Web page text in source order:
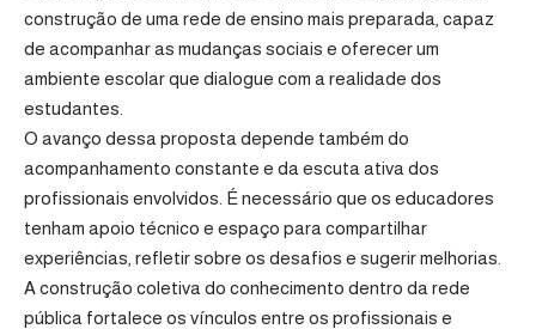
construção de uma rede de ensino mais preparada, capaz
de acompanhar as mudanças sociais e oferecer um
ambiente escolar que dialogue com a realidade dos
estudantes.
O avanço dessa proposta depende também do
acompanhamento constante e da escuta ativa dos
profissionais envolvidos. É necessário que os educadores
tenham apoio técnico e espaço para compartilhar
experiências, refletir sobre os desafios e sugerir melhorias.
A construção coletiva do conhecimento dentro da rede
pública fortalece os vínculos entre os profissionais e